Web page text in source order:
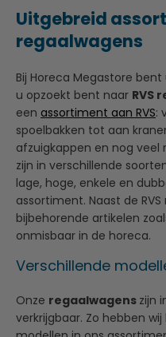
Uitgebreid
regaalwagens
Bij Horeca Megastore
u opzoekt bent naar RVS
een assortiment aan RVS:
spoelbakken tot aan
afzuigkappen en nog veel
zijn in verschillende
lage, hoge, enkele en
assortiment. Naast de
bijbehorende artikelen
onmisbaar in de horeca.
Verschillende
Onze regaalwagens zijn
verkrijgbaar. Zo hebben